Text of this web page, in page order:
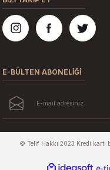
E-BÜLTEN ABONELİĞİ
© Telif Hakkı 2023 Kredi kartı